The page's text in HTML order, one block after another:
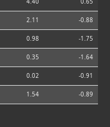
4.40 0.65
2.11 -0.88
0.98 -1.75
0.35 -1.64
0.02 -0.91
1.54 -0.89